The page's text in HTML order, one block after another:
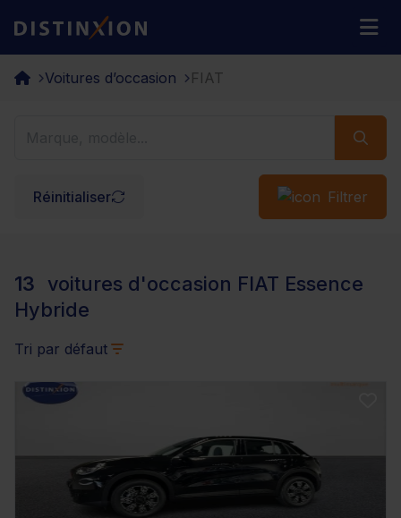
Distinxion
Voitures d’occasion FIAT
Réinitialiser Filtrer
13
voitures d'occasion FIAT Essence
Hybride
Tri par défaut